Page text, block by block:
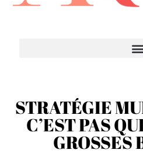
STRATÉGIE
C’EST PAS
GROSSES